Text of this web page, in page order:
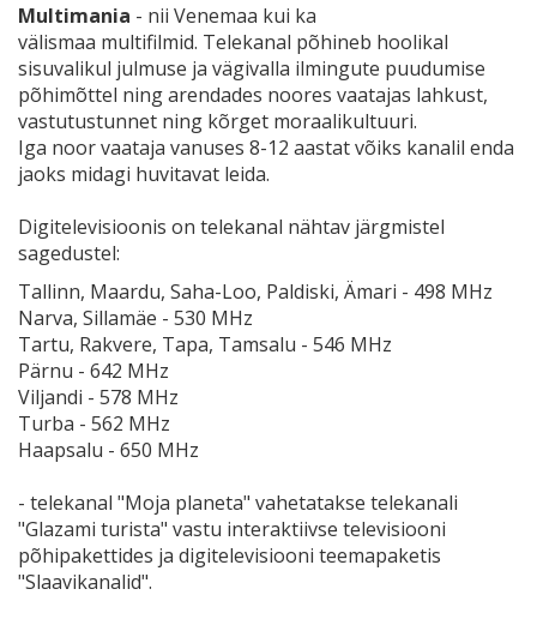
Multimania - nii Venemaa kui ka
välismaa multifilmid. Telekanal põhineb hoolikal
sisuvalikul julmuse ja vägivalla ilmingute puudumise
põhimõttel ning arendades noores vaatajas lahkust,
vastutustunnet ning kõrget moraalikultuuri.
Iga noor vaataja vanuses 8-12 aastat võiks kanalil enda
jaoks midagi huvitavat leida.
Digitelevisioonis on telekanal nähtav järgmistel
sagedustel:
Tallinn, Maardu, Saha-Loo, Paldiski, Ämari - 498 MHz
Narva, Sillamäe - 530 MHz
Tartu, Rakvere, Tapa, Tamsalu - 546 MHz
Pärnu - 642 MHz
Viljandi - 578 MHz
Turba - 562 MHz
Haapsalu - 650 MHz
- telekanal "Moja planeta" vahetatakse telekanali
"Glazami turista" vastu interaktiivse televisiooni
põhipakettides ja digitelevisiooni teemapaketis
"Slaavikanalid".